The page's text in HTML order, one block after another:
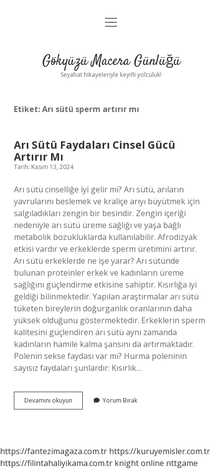
Anasayfa
Yasal Uyarı
menüyü
Gökyüzü Macera Günlüğü
Seyahat hikayeleriyle keyifli yolculuk!
Etiket:Arı sütü sperm artırır mı
Arı Sütü Faydaları Cinsel Gücü
Artırır Mı
Tarih: Kasım 13, 2024
Arı sütü cinselliğe iyi gelir mi? Arı sütü, arıların
yavrularını beslemek ve kraliçe arıyı büyütmek için
salgıladıkları zengin bir besindir. Zengin içeriği
nedeniyle arı sütü üreme sağlığı ve yaşa bağlı
metabolik bozukluklarda kullanılabilir. Afrodizyak
etkisi vardır ve erkeklerde sperm üretimini artırır.
Arı sütü erkeklerde ne işe yarar? Arı sütünde
bulunan proteinler erkek ve kadınların üreme
sağlığını güçlendirme etkisine sahiptir. Kısırlığa iyi
geldiği bilinmektedir. Yapılan araştırmalar arı sütü
tüketen bireylerin doğurganlık oranlarının daha
yüksek olduğunu göstermektedir. Erkeklerin sperm
kalitesini güçlendiren arı sütü aynı zamanda
kadınların hamile kalma şansını da artırmaktadır.
Polenin sekse faydası var mı? Hurma poleninin
sayısız faydaları şunlardır: Kısırlık…
Devamını okuyun
Sütü
Mı
Yorum Bırak
https://fantezimagaza.com.tr https://kuruyemisler.com.tr
https://filintahaliyikama.com.tr knight online nttgame